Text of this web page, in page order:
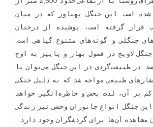
است. این جنگل پهناور که در میان
قرار گرفته است، پوشیده از درختان
جنگلی و گونه‌های متنوع گیاهی است.
لاویج در فصول بهار و پاییز به اوج
در طبیعت‌گردی در این جنگل می‌توان با
طبیعی مواجه شد که به دلیل خنکی
بر آن، لذت بخش و خاطره‌انگیز خواهد
جنگل انواع جانوران وحشی نیز زندگی
مشاهده آن‌ها برای گردشگران وجود دارد.